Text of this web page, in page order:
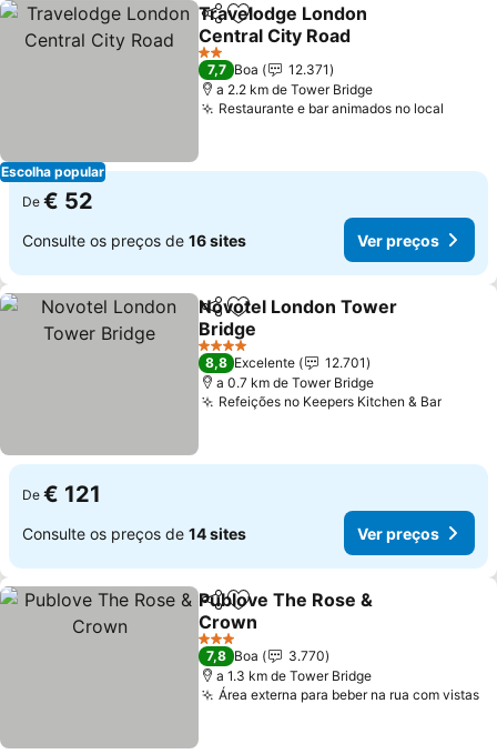
Escolha popular
PartilharAdicionar aos favoritos
Travelodge London
Central City Road
Ver preços
2 Estrelas
7,7 Boa
12.371
a 2.2 km de Tower Bridge
Restaurante e bar animados no local
De € 52
Consulte os preços de 16 sites Ver preços
PartilharAdicionar aos favoritos
Novotel London Tower
Bridge
Ver preços
4 Estrelas
8,8 Excelente
12.701
a 0.7 km de Tower Bridge
Refeições no Keepers Kitchen & BarVer
De € 121
Consulte os preços de 14 sites Ver preços
PartilharAdicionar aos favoritos
Publove The Rose &
Crown
Ver preços
3 Estrelas
7,8 Boa
3.770
a 1.3 km de Tower Bridge
Área externa para beber na rua com vistas